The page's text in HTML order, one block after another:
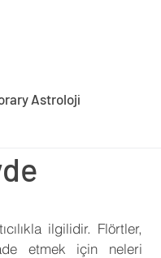
Astroloji
Gezegenler Retro
ilgilidir. Flörtler,
etmek için neleri